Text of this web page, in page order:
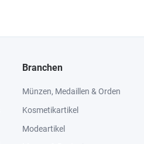
Branchen
Münzen, Medaillen & Orden
Kosmetikartikel
Modeartikel